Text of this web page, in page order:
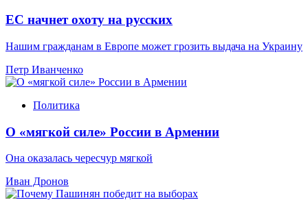
ЕС начнет охоту на русских
Нашим гражданам в Европе может грозить выдача на Украину
Петр Иванченко
Политика
О «мягкой силе» России в Армении
Она оказалась чересчур мягкой
Иван Дронов